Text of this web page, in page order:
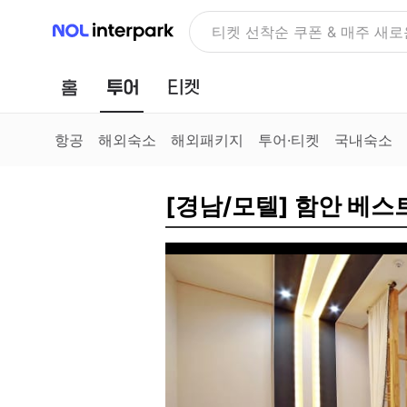
NOL 인터파크 NOLDAY, 최대 70% 여행 혜택
홈 투어
항공 해외숙소 해외패키지 투어·티켓 국내숙소
[경남/모텔] 함안 베스